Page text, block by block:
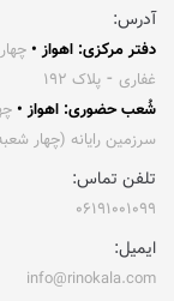
آدرس:
دفتر مرکزی: اهواز •
غفاری ⁃ پلاک ۱۹۲
شُعب حضوری: اهواز •
سرزمین رایانه (چهار
تلفن تماس:
۰۶۱۹۱۰۰۱۰۹۹
ایمیل:
info@rinokala.com